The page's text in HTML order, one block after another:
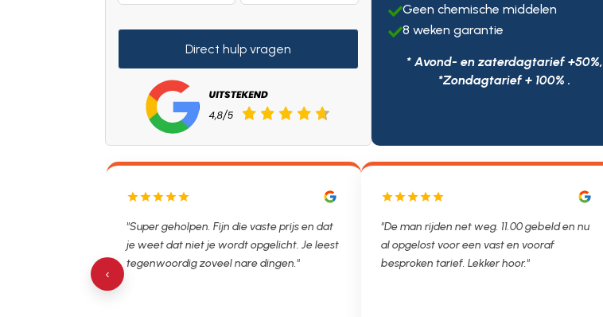
Direct hulp vragen
Geen chemische middelen
8 weken garantie
* Avond- en zaterdagtarief +50%,
*Zondagtarief + 100% .
"Super geholpen. Fijn die vaste prijs en dat
je weet dat niet je wordt opgelicht. Je leest
tegenwoordig zoveel nare dingen."
"De man rijden net weg. 11.00 gebeld en nu
al opgelost voor een vast en vooraf
besproken tarief. Lekker hoor."
‹